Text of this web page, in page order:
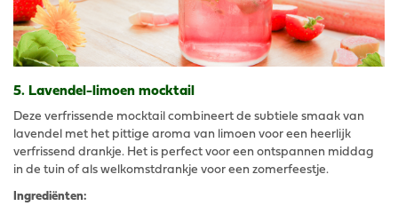
5. Lavendel-limoen mocktail
Deze verfrissende mocktail combineert de subtiele smaak van
lavendel met het pittige aroma van limoen voor een heerlijk
verfrissend drankje. Het is perfect voor een ontspannen middag
in de tuin of als welkomstdrankje voor een zomerfeestje.
Ingrediënten: